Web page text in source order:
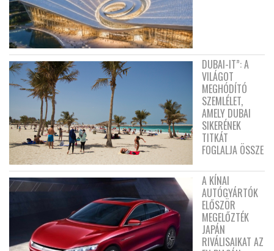
DUBAI-IT”: A
VILÁGOT
MEGHÓDÍTÓ
SZEMLÉLET,
AMELY DUBAI
SIKERÉNEK
TITKÁT
FOGLALJA ÖSSZE
A KÍNAI
AUTÓGYÁRTÓK
ELŐSZÖR
MEGELŐZTÉK
JAPÁN
RIVÁLISAIKAT AZ